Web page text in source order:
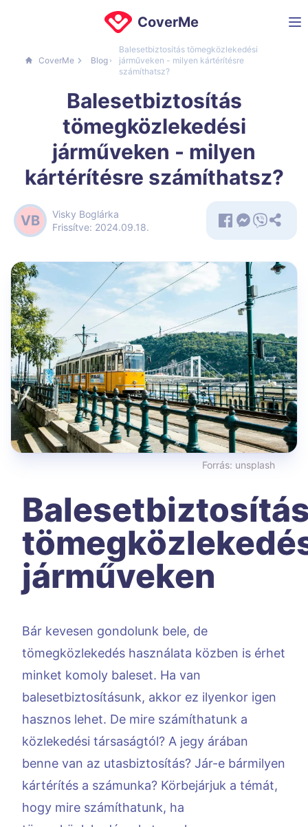
CoverMe
CoverMe Blog
Balesetbiztosítás tömegközlekedési
járműveken - milyen kártérítésre
számíthatsz?
Balesetbiztosítás
tömegközlekedési
járműveken - milyen
kártérítésre számíthatsz?
VB
Visky Boglárka
Frissítve: 2024.09.18.
Forrás: unsplash
járműveken
Bár kevesen gondolunk bele, de
tömegközlekedés használata közben is érhet
minket komoly baleset. Ha van
balesetbiztosításunk, akkor ez ilyenkor igen
hasznos lehet. De mire számíthatunk a
közlekedési társaságtól? A jegy árában
benne van az utasbiztosítás? Jár-e bármilyen
kártérítés a számunka? Körbejárjuk a témát,
hogy mire számíthatunk, ha